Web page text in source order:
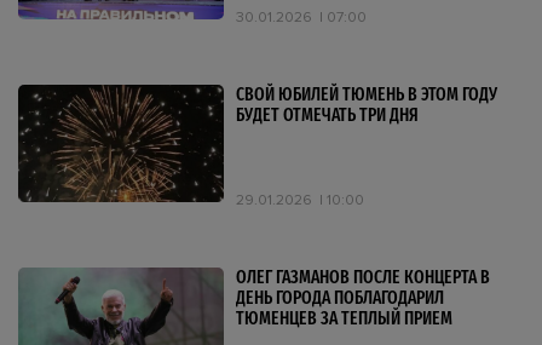
30.01.2026 07:00
СВОЙ ЮБИЛЕЙ ТЮМЕНЬ В ЭТОМ ГОДУ
БУДЕТ ОТМЕЧАТЬ ТРИ ДНЯ
29.01.2026 10:00
ОЛЕГ ГАЗМАНОВ ПОСЛЕ КОНЦЕРТА В
ДЕНЬ ГОРОДА ПОБЛАГОДАРИЛ
ТЮМЕНЦЕВ ЗА ТЕПЛЫЙ ПРИЕМ